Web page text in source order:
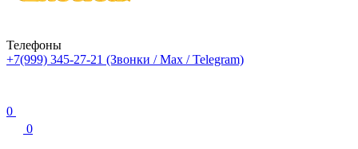
Телефоны
+7(999) 345-27-21 (Звонки / Max / Telegram)
0
0